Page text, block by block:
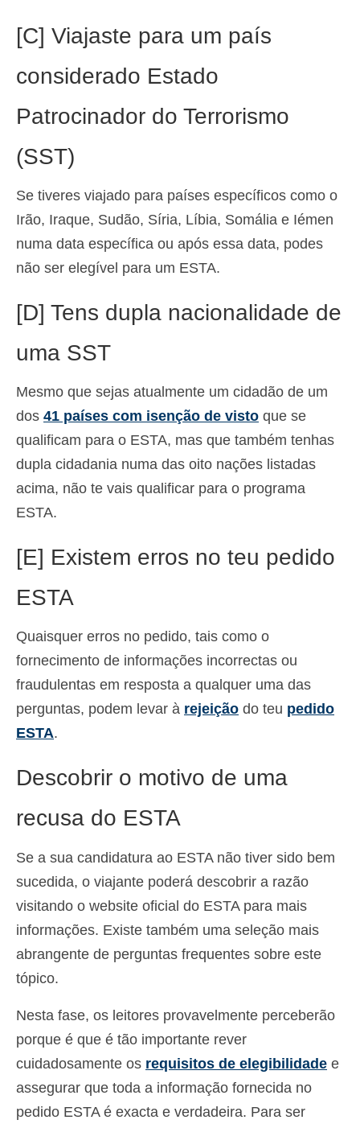
[C] Viajaste para um país
considerado Estado
Patrocinador do Terrorismo
(SST)
Se tiveres viajado para países específicos como o
Irão, Iraque, Sudão, Síria, Líbia, Somália e Iémen
numa data específica ou após essa data, podes
não ser elegível para um ESTA.
[D] Tens dupla nacionalidade de
uma SST
Mesmo que sejas atualmente um cidadão de um
dos 41 países com isenção de visto que se
qualificam para o ESTA, mas que também tenhas
dupla cidadania numa das oito nações listadas
acima, não te vais qualificar para o programa
ESTA.
[E] Existem erros no teu pedido
ESTA
Quaisquer erros no pedido, tais como o
fornecimento de informações incorrectas ou
fraudulentas em resposta a qualquer uma das
perguntas, podem levar à rejeição do teu pedido
ESTA.
Descobrir o motivo de uma
recusa do ESTA
Se a sua candidatura ao ESTA não tiver sido bem
sucedida, o viajante poderá descobrir a razão
visitando o website oficial do ESTA para mais
informações. Existe também uma seleção mais
abrangente de perguntas frequentes sobre este
tópico.
Nesta fase, os leitores provavelmente perceberão
porque é que é tão importante rever
cuidadosamente os requisitos de elegibilidade e
assegurar que toda a informação fornecida no
pedido ESTA é exacta e verdadeira. Para ser